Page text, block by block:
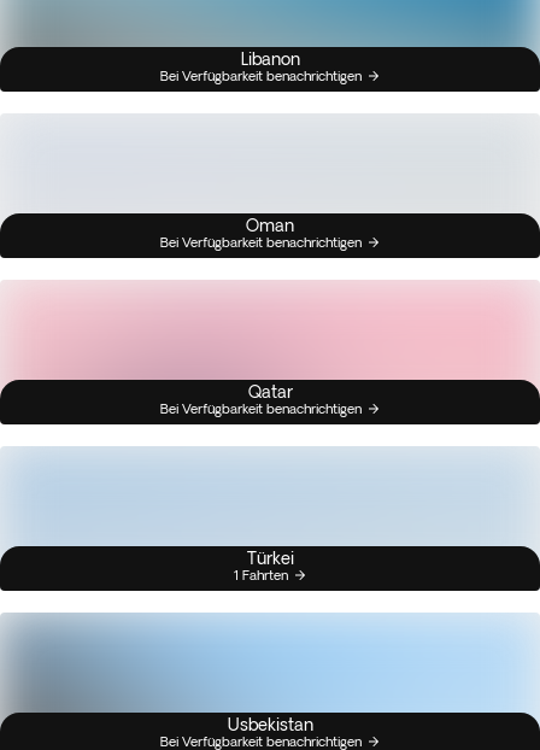
Libanon
Bei Verfügbarkeit benachrichtigen
Oman
Bei Verfügbarkeit benachrichtigen
Qatar
Bei Verfügbarkeit benachrichtigen
Türkei
1 Fahrten
Usbekistan
Bei Verfügbarkeit benachrichtigen